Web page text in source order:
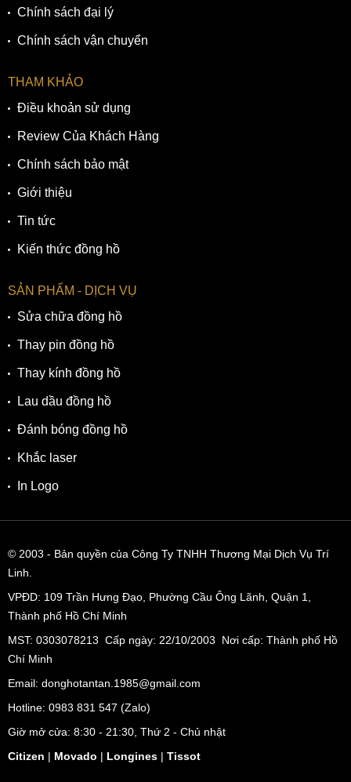
Chính sách đại lý
Chính sách vận chuyển
THAM KHẢO
Điều khoản sử dụng
Review Của Khách Hàng
Chính sách bảo mật
Giới thiệu
Tin tức
Kiến thức đồng hồ
SẢN PHẨM - DỊCH VỤ
Sửa chữa đồng hồ
Thay pin đồng hồ
Thay kính đồng hồ
Lau dầu đồng hồ
Đánh bóng đồng hồ
Khắc laser
In Logo
© 2003 - Bản quyền của Công Ty TNHH Thương Mại Dịch Vụ Trí
Linh.
VPĐD: 109 Trần Hưng Đạo, Phường Cầu Ông Lãnh, Quận 1,
Thành phố Hồ Chí Minh
MST: 0303078213 Cấp ngày: 22/10/2003 Nơi cấp: Thành phố Hồ
Chí Minh
Email: donghotantan.1985@gmail.com
Hotline: 0983 831 547 (Zalo)
Giờ mở cửa: 8:30 - 21:30, Thứ 2 - Chủ nhật
Citizen | Movado | Longines | Tissot